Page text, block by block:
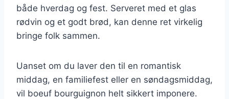
både hverdag og fest. Serveret med et glas
rødvin og et godt brød, kan denne ret virkelig
bringe folk sammen.
Uanset om du laver den til en romantisk
middag, en familiefest eller en søndagsmiddag,
vil boeuf bourguignon helt sikkert imponere.